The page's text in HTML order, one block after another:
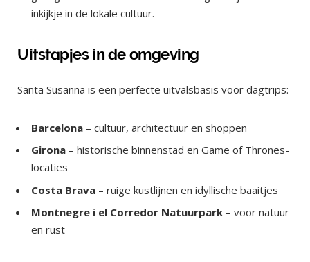
inkijkje in de lokale cultuur.
Uitstapjes in de omgeving
Santa Susanna is een perfecte uitvalsbasis voor dagtrips:
Barcelona – cultuur, architectuur en shoppen
Girona – historische binnenstad en Game of Thrones-
locaties
Costa Brava – ruige kustlijnen en idyllische baaitjes
Montnegre i el Corredor Natuurpark – voor natuur
en rust